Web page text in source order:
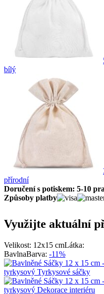
bílý
přírodní
Doručení s potiskem: 5-10
Způsoby platby
Využijte aktuální
Velikost: 12x15 cmLátka:
BavlnaBarva: -11%